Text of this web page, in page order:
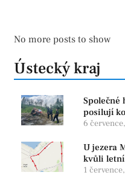
No more posts to show
Ústecký kraj
Společné
posilují
6
U jezera
kvůli
1